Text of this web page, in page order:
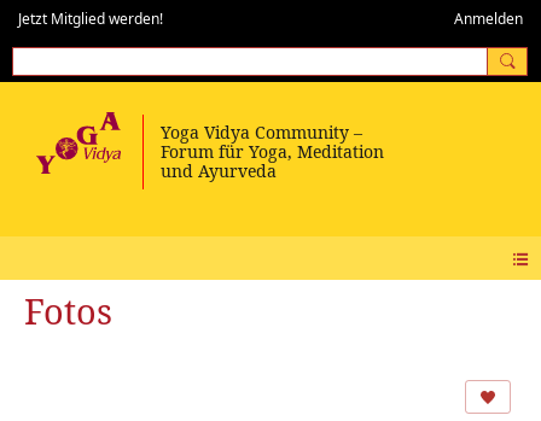
Jetzt Mitglied werden! Anmelden
Fotos